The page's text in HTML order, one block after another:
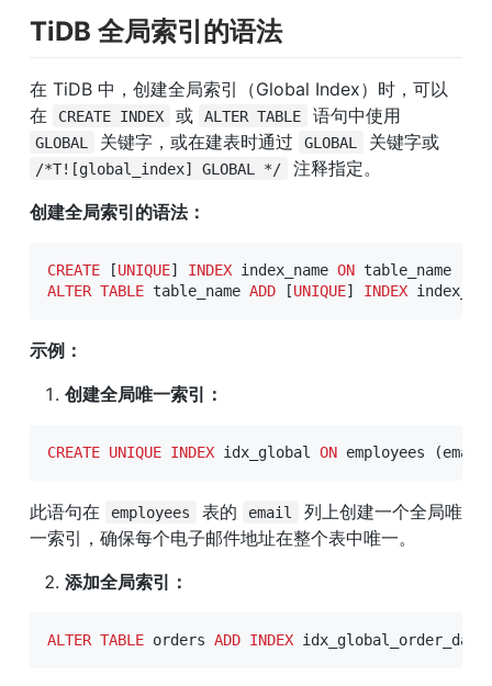
TiDB 全局索引的语法
在 TiDB 中，创建全局索引（Global Index）时，可以
在
CREATE INDEX 或 ALTER TABLE
GLOBAL 关键字，或在建表时通过 GLOBAL 关键字或
/*T![global_index] GLOBAL */
注释指定。
创建全局索引的语法：
CREATE [UNIQUE] INDEX index_name ON table_name
ALTER TABLE table_name ADD [UNIQUE] INDEX
示例：
创建全局唯一索引：
CREATE UNIQUE INDEX idx_global ON employees (email
此语句在 employees 表的 email
列上创建一个全局唯
一索引，确保每个电子邮件地址在整个表中唯一。
添加全局索引：
ALTER TABLE orders ADD INDEX